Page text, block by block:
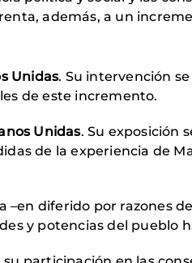
además, a un
Unidas. Su intervención
de este incremento.
Unidas. Su exposición
de la experiencia de
–en diferido por razones
y potencias del pueblo